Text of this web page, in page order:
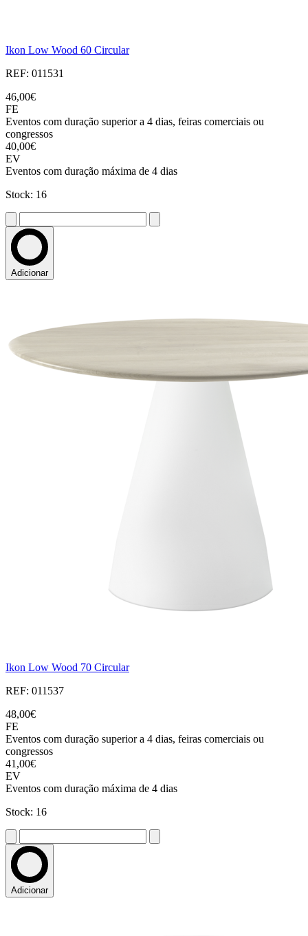
Ikon Low Wood 60 Circular
REF: 011531
46,00€
FE
Eventos com duração superior a 4 dias, feiras comerciais ou
congressos
40,00€
EV
Eventos com duração máxima de 4 dias
Stock: 16
Adicionar
Ikon Low Wood 70 Circular
REF: 011537
48,00€
FE
Eventos com duração superior a 4 dias, feiras comerciais ou
congressos
41,00€
EV
Eventos com duração máxima de 4 dias
Stock: 16
Adicionar